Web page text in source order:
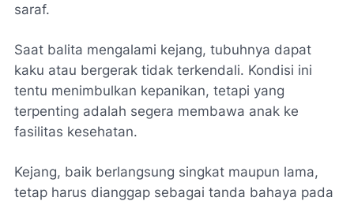
saraf.
Saat balita mengalami kejang, tubuhnya dapat
kaku atau bergerak tidak terkendali. Kondisi ini
tentu menimbulkan kepanikan, tetapi yang
terpenting adalah segera membawa anak ke
fasilitas kesehatan.
Kejang, baik berlangsung singkat maupun lama,
tetap harus dianggap sebagai tanda bahaya pada